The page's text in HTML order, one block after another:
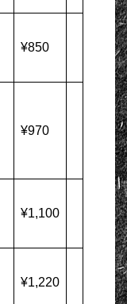
¥850
¥970
¥1,100
¥1,220